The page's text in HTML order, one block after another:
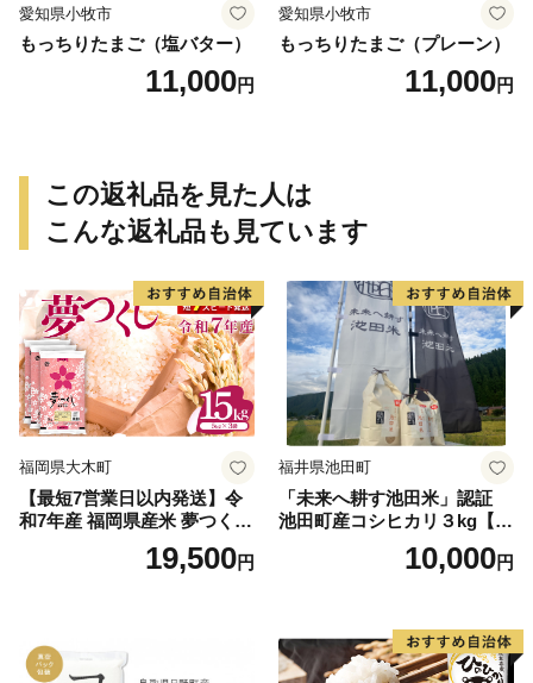
愛知県小牧市
もっちりたまご（塩バター）
11,000円
愛知県小牧市
もっちりたまご（プレーン）
11,000円
この返礼品を見た人は
こんな返礼品も見ています
福岡県大木町
【最短7営業日以内発送】令
和7年産 福岡県産米 夢つくし
15kg 精米 ※北海道・沖縄・
19,500円
福井県池田町
「未来へ耕す池田米」認証
池田町産コシヒカリ３kg【お
1人様につき３セットまで】
10,000円